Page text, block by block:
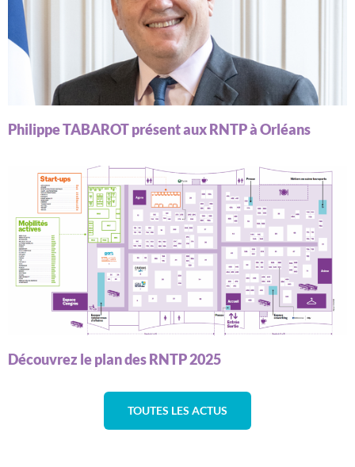
Philippe TABAROT présent aux RNTP à Orléans
Découvrez le plan des RNTP 2025
TOUTES LES ACTUS